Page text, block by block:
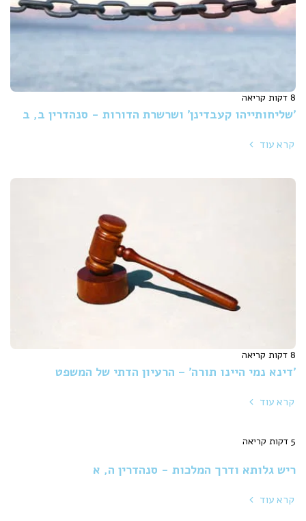
8 דקות קריאה
'שליחותייהו קעבדינן' ושרשרת הדורות - סנהדרין ב, ב
קרא עוד
8 דקות קריאה
'דינא נמי היינו תורה' – הרעיון הדתי של המשפט
קרא עוד
5 דקות קריאה
ריש גלותא ודרך המלכות - סנהדרין ה, א
קרא עוד